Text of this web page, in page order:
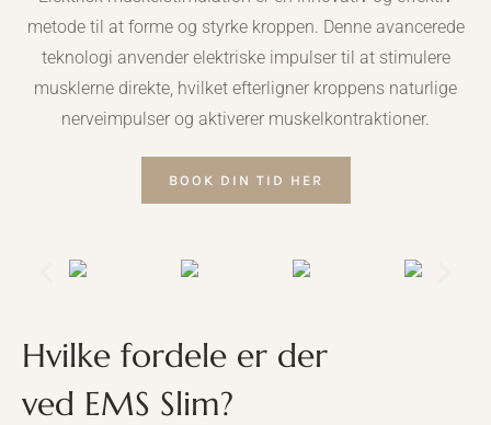
metode til at forme og styrke kroppen. Denne avancerede
teknologi anvender elektriske impulser til at stimulere
musklerne direkte, hvilket efterligner kroppens naturlige
nerveimpulser og aktiverer muskelkontraktioner.
BOOK DIN TID HER
Hvilke fordele er der
ved EMS Slim?